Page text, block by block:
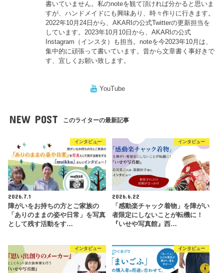
書いていません。私のnoteを観て頂ければ分かると思いま
すが、ハンドメイドにも興味あり、時々作りに行きます。
2022年10月24日から、AKARIの公式Twitterの更新担当を
しています。2023年10月10日から、AKARIの公式
Instagram（インスタ）も担当。noteを今2023年10月は、
集中的に頑張って書いています。昔から文章書く事好きで
す、宜しくお願い致します。
YouTube
NEW POST このライターの最新記事
インタビュー
2026.7.1
障がいをお持ちの方とご家族の
「ありのままの姿や日常」を写真
として残す活動をす…
インタビュー
2026.6.22
「感動楽チャック着物」を障がい
者限定にしないことが転機に！
『いせや写真館』西…
インタビュー インタビュー